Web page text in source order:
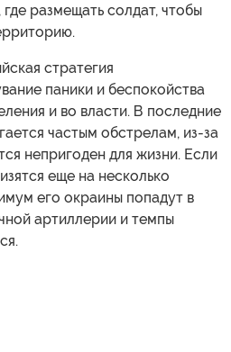
размещать солдат, чтобы
стратегия
паники и беспокойства
и во власти. В последние
частым обстрелам, из-за
непригоден для жизни. Если
еще на несколько
его окраины попадут в
артиллерии и темпы